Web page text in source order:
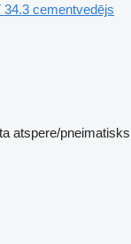
34.3 cementvedējs
atspere/pneimatisks